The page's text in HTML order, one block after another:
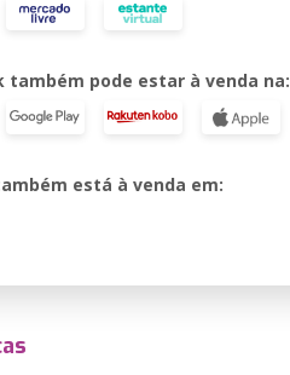
também pode estar à venda na:
está à venda em: